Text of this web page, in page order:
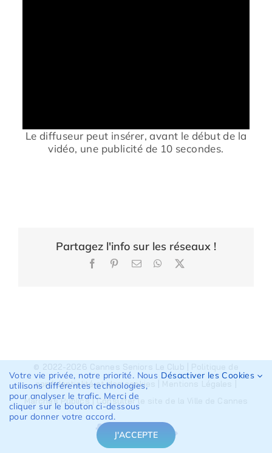
Le diffuseur peut insérer, avant le début de la
vidéo, une publicité de 10 secondes.
Partagez l'info sur les réseaux !
FacebookPinterest
Email WhatsApp
confidentialité et des cookies
Marchés Publics|Consulter le site de la Ville de Cannes
Votre vie privée, notre priorité. Nous
utilisons différentes technologies,
pour analyser le trafic. Merci de
cliquer sur le bouton ci-dessous
pour donner votre accord.
Désactiver les Cookies
J'ACCEPTE